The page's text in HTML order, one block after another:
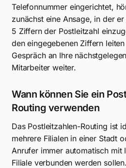
Telefonnummer eingerichtet,
zunächst eine Ansage, in der
5 Ziffern der Postleitzahl
den eingegebenen Ziffern
Gespräch an Ihre
Mitarbeiter weiter.
Wann können Sie ein
Routing verwenden
Das Postleitzahlen-Routing ist
mehrere Filialen in einer Stadt
Anrufer immer automatisch mit
Filiale verbunden werden sollen.